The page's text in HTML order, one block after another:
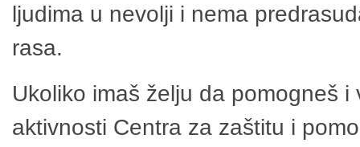
ljudima u nevolji i nema
rasa.
Ukoliko imaš želju da pomogneš
aktivnosti Centra za zaštitu i